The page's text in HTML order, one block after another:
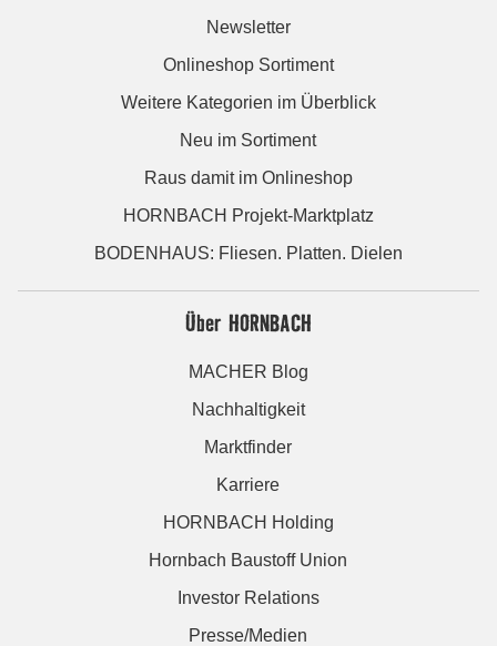
Newsletter
Onlineshop Sortiment
Weitere Kategorien im Überblick
Neu im Sortiment
Raus damit im Onlineshop
HORNBACH Projekt-Marktplatz
BODENHAUS: Fliesen. Platten. Dielen
Über HORNBACH
MACHER Blog
Nachhaltigkeit
Marktfinder
Karriere
HORNBACH Holding
Hornbach Baustoff Union
Investor Relations
Presse/Medien